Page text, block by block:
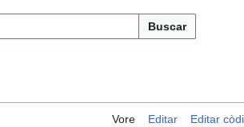
Buscar
Vore Editar Editar